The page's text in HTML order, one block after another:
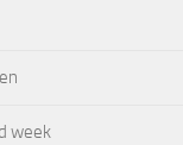
week